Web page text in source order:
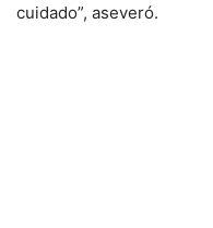
cuidado”, aseveró.